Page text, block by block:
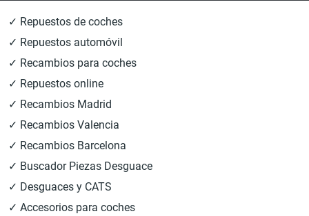
✓ Repuestos de coches
✓ Repuestos automóvil
✓ Recambios para coches
✓ Repuestos online
✓ Recambios Madrid
✓ Recambios Valencia
✓ Recambios Barcelona
✓ Buscador Piezas Desguace
✓ Desguaces y CATS
✓ Accesorios para coches